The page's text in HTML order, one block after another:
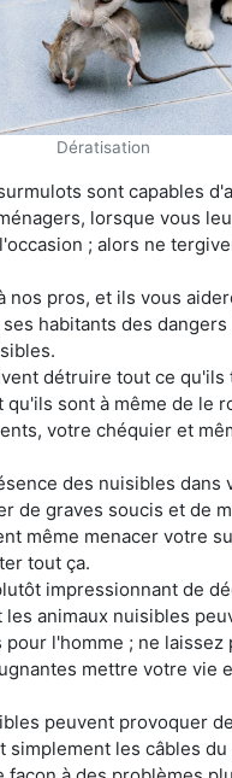
Dératisation
sont capables
lorsque vous
; alors ne
nos pros, et ils vous
habitants des dangers
détruire tout ce qu'ils
qu'ils sont à même de le
votre chéquier et
des nuisibles dans
de graves soucis et de
même menacer votre
tout ça.
impressionnant de
les animaux nuisibles
l'homme ; ne laissez
mettre votre vie
peuvent provoquer
simplement les câbles du